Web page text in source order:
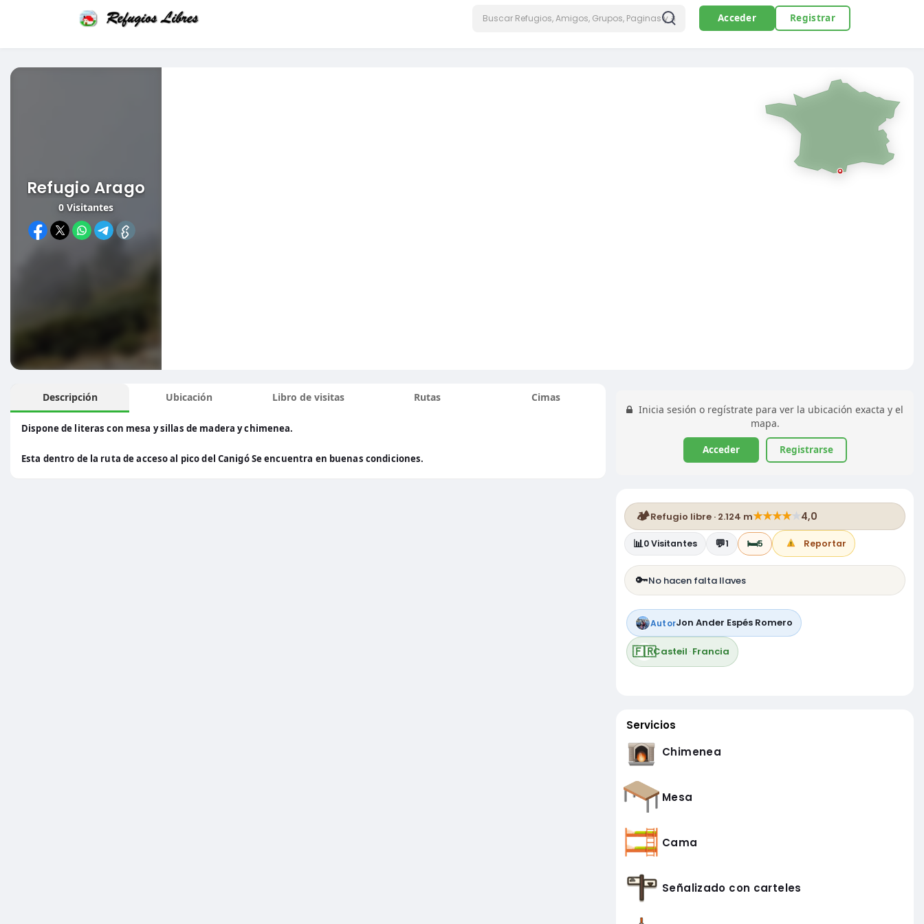
Acceder Registrar
Refugio Arago
0 Visitantes
Descripción
Dispone de literas con mesa y sillas de madera y chimenea.
Esta dentro de la ruta de acceso al pico del Canigó Se encuentra en buenas condiciones.
Ubicación Libro de visitas Rutas
Cimas
Inicia sesión o regístrate para ver la ubicación exacta y el
mapa.
Acceder Registrarse
🏕️Refugio libre · 2.124 m★★★★★4,0
📊0Visitantes 💬1 🛏️5 Reportar
🔑No hacen falta llaves
AutorJon Ander Espés Romero
🇫🇷Casteil ·Francia
Servicios
Chimenea
Mesa
Cama
Señalizado con carteles